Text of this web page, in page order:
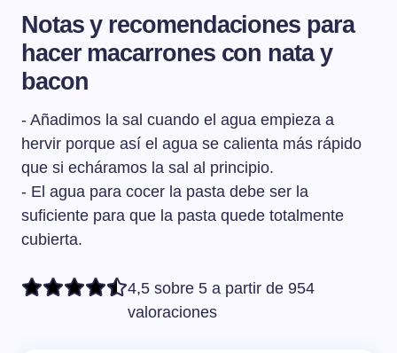
Notas y recomendaciones para
hacer macarrones con nata y
bacon
- Añadimos la sal cuando el agua empieza a
hervir porque así el agua se calienta más rápido
que si echáramos la sal al principio.
- El agua para cocer la pasta debe ser la
suficiente para que la pasta quede totalmente
cubierta.
4,5 sobre 5 a partir de 954
valoraciones